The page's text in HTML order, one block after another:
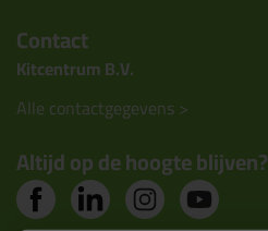
Contact
Kitcentrum B.V.
Alle contactgegevens >
Altijd op de hoogte blijven?